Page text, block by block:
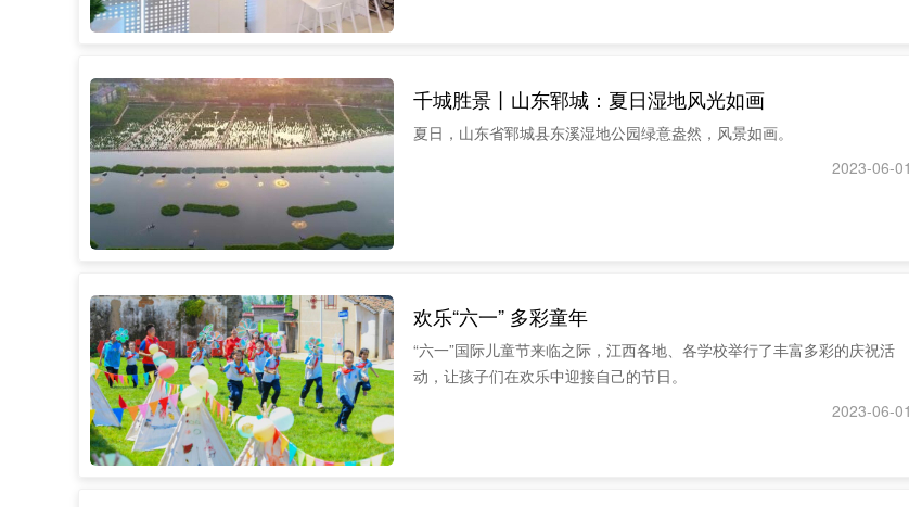
千城胜景丨山东郓城：夏日湿地风光如画
夏日，山东省郓城县东溪湿地公园绿意盎然，风景如画。
2023-06-01
欢乐“六一” 多彩童年
“六一”国际儿童节来临之际，江西各地、各学校举行了丰富多彩的庆祝活
动，让孩子们在欢乐中迎接自己的节日。
2023-06-01